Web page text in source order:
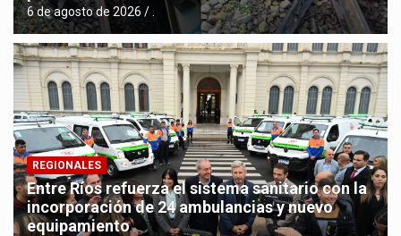
6 de agosto de 2026
REGIONALES
Entre Ríos refuerza el sistema sanitario con la
incorporación de 24 ambulancias y nuevo
equipamiento